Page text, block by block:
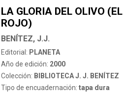
LA GLORIA DEL OLIVO
ROJO)
BENÍTEZ, J.J.
Editorial: PLANETA
Año de edición: 2000
Colección: BIBLIOTECA J. J. BENÍTEZ
Tipo de encuadernación: tapa dura